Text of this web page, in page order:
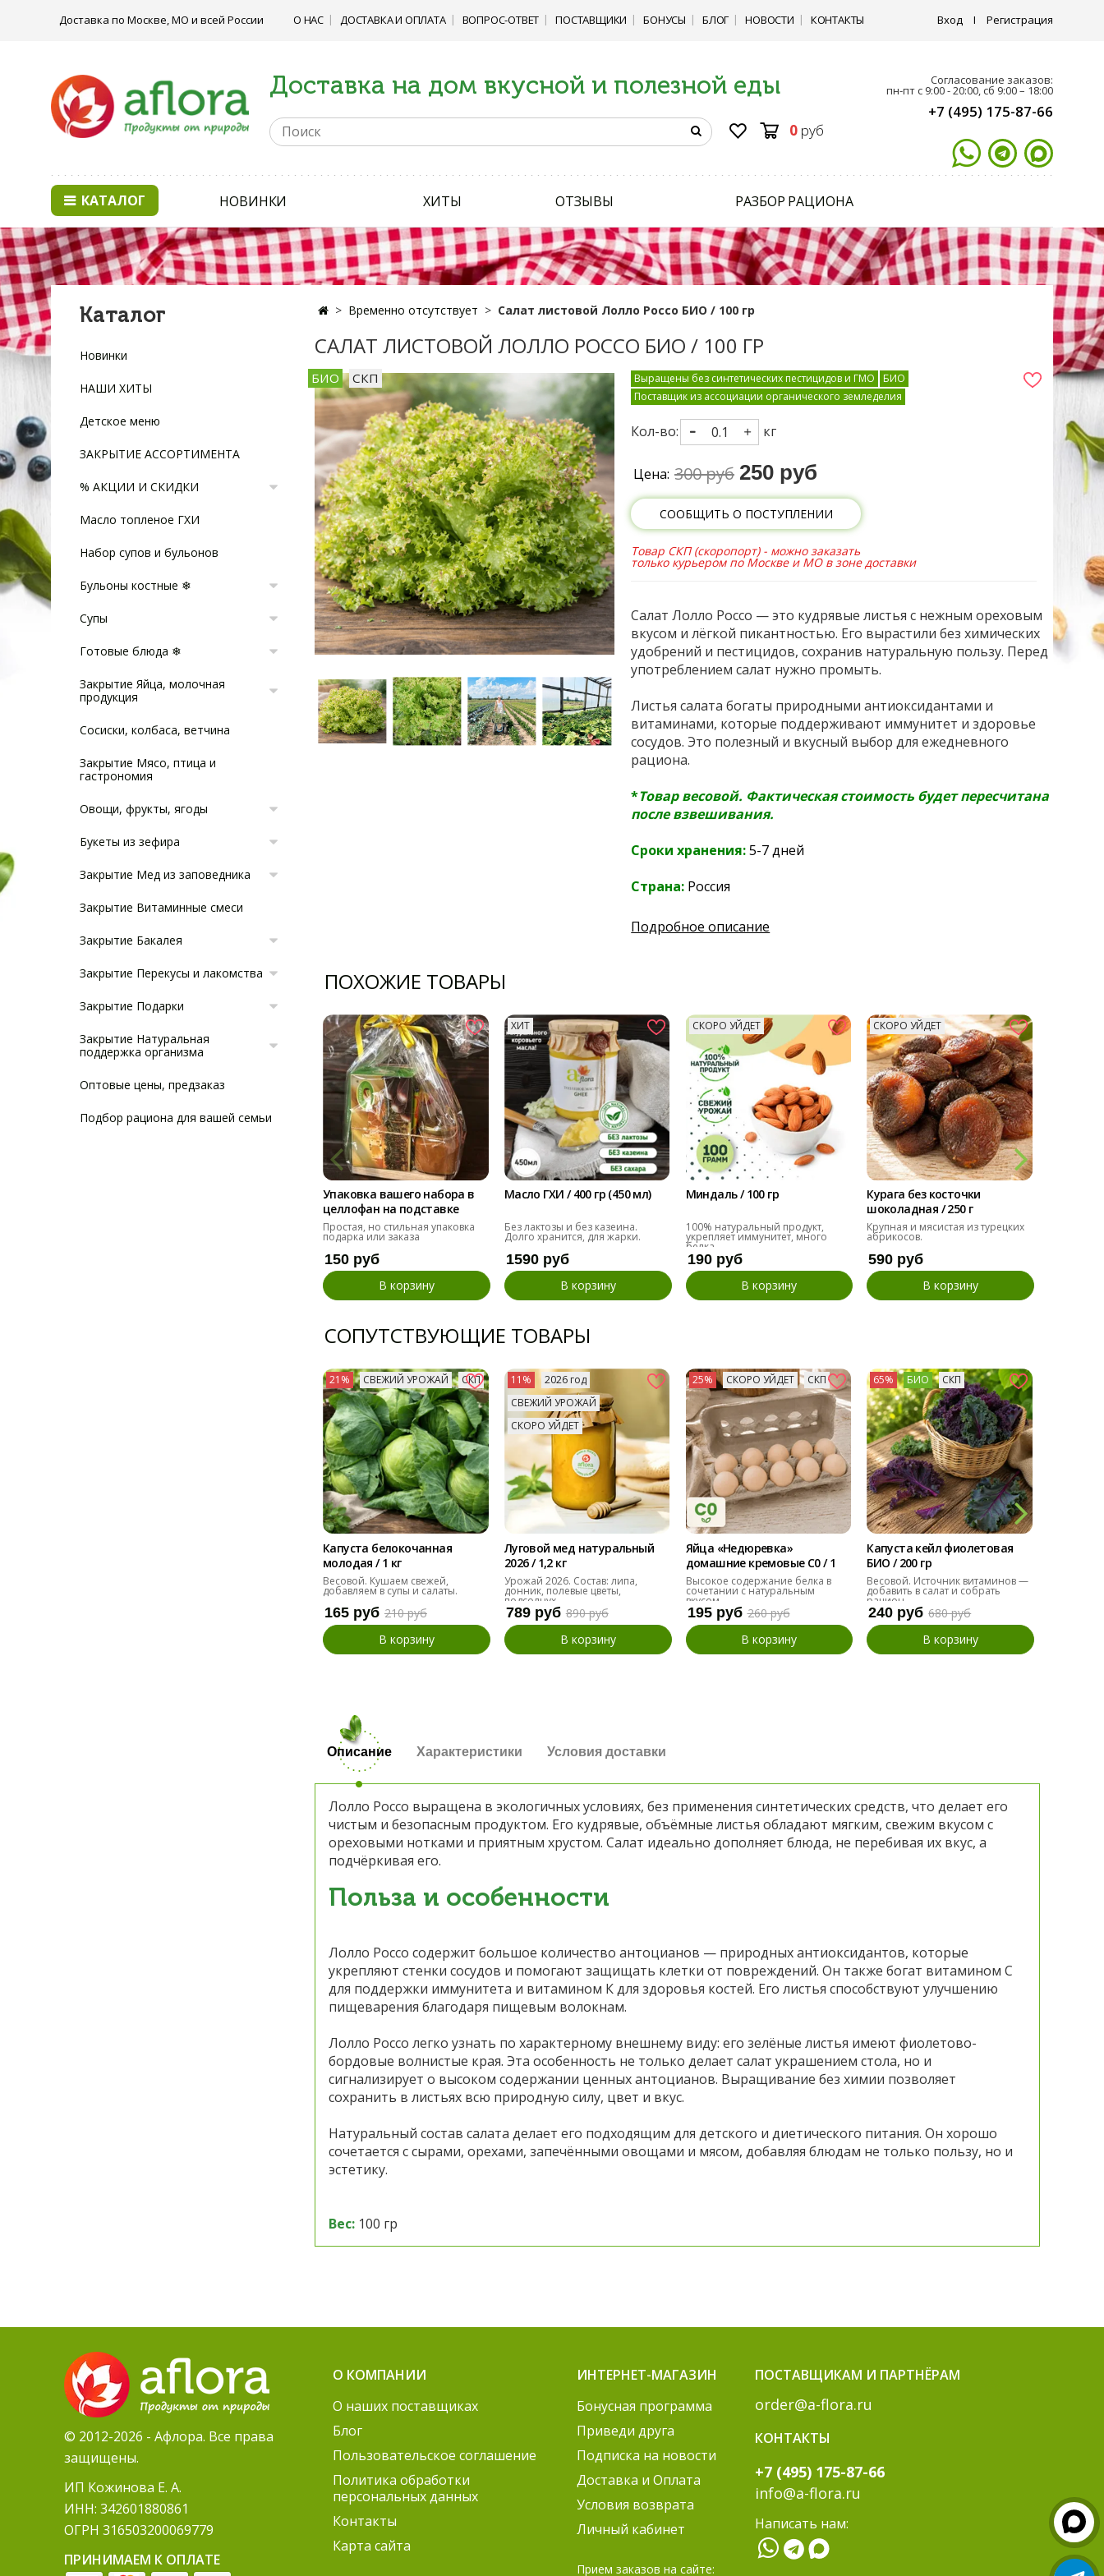
Доставка по Москве, МО и всей России О НАС ДОСТАВКА И ОПЛАТА ВОПРОС-ОТВЕТ ПОСТАВЩИКИ БОНУСЫ БЛОГ НОВОСТИ КОНТАКТЫ Вход I Регистрация
Доставка на дом вкусной и полезной еды
0 руб
Согласование заказов:
пн-пт с 9:00 - 20:00, сб 9:00 – 18:00
+7 (495) 175-87-66
КАТАЛОГ НОВИНКИ ХИТЫ ОТЗЫВЫ РАЗБОР РАЦИОНА
Временно отсутствует Салат листовой Лолло Россо БИО / 100 гр
САЛАТ ЛИСТОВОЙ ЛОЛЛО РОССО БИО / 100 ГР
БИО СКП Выращены без синтетических пестицидов и ГМО
БИО
Поставщик из ассоциации органического земледелия
Кол-во: кг
Цена: 300 руб 250 руб
СООБЩИТЬ О ПОСТУПЛЕНИИ
Товар СКП (скоропорт) - можно заказать
только курьером по Москве и МО в зоне доставки
Салат Лолло Россо — это кудрявые листья с нежным ореховым
вкусом и лёгкой пикантностью. Его вырастили без химических
удобрений и пестицидов, сохранив натуральную пользу. Перед
употреблением салат нужно промыть.
Листья салата богаты природными антиоксидантами и
витаминами, которые поддерживают иммунитет и здоровье
сосудов. Это полезный и вкусный выбор для ежедневного
рациона.
*Товар весовой. Фактическая стоимость будет пересчитана
после взвешивания.
Сроки хранения:5-7 дней
Страна: Россия
Подробное описание
ПОХОЖИЕ ТОВАРЫ
Упаковка вашего набора в
целлофан на подставке
Простая, но стильная упаковка
подарка или заказа
150 руб
В корзину
ХИТ
Масло ГХИ / 400 гр (450 мл)
Без лактозы и без казеина.
Долго хранится, для жарки.
1590 руб
В корзину
СКОРО УЙДЕТ
Миндаль / 100 гр
100% натуральный продукт,
укрепляет иммунитет, много
белка.
190 руб
В корзину
СКОРО УЙДЕТ
Курага без косточки
шоколадная / 250 г
Крупная и мясистая из турецких
абрикосов.
590 руб
В корзину
СОПУТСТВУЮЩИЕ ТОВАРЫ
21% СВЕЖИЙ УРОЖАЙ СКП
Капуста белокочанная
молодая / 1 кг
Весовой. Кушаем свежей,
добавляем в супы и салаты.
165 руб 210 руб
В корзину
11%
2026 год
СВЕЖИЙ УРОЖАЙ
СКОРО УЙДЕТ
Луговой мед натуральный
2026 / 1,2 кг
Урожай 2026. Состав: липа,
донник, полевые цветы,
подсолнух
789 руб 890 руб
В корзину
25% СКОРО УЙДЕТ СКП
Яйца «Недюревка»
домашние кремовые С0 / 1
десяток
Высокое содержание белка в
сочетании с натуральным
вкусом.
195 руб 260 руб
В корзину
65% БИО СКП
Капуста кейл фиолетовая
БИО / 200 гр
Весовой. Источник витаминов —
добавить в салат и собрать
рацион.
240 руб 680 руб
В корзину
Описание
Лолло Россо выращена в экологичных условиях, без применения синтетических средств, что делает его
чистым и безопасным продуктом. Его кудрявые, объёмные листья обладают мягким, свежим вкусом с
ореховыми нотками и приятным хрустом. Салат идеально дополняет блюда, не перебивая их вкус, а
подчёркивая его.
Польза и особенности
Лолло Россо содержит большое количество антоцианов — природных антиоксидантов, которые
укрепляют стенки сосудов и помогают защищать клетки от повреждений. Он также богат витамином С
для поддержки иммунитета и витамином К для здоровья костей. Его листья способствуют улучшению
пищеварения благодаря пищевым волокнам.
Лолло Россо легко узнать по характерному внешнему виду: его зелёные листья имеют фиолетово-
бордовые волнистые края. Эта особенность не только делает салат украшением стола, но и
сигнализирует о высоком содержании ценных антоцианов. Выращивание без химии позволяет
сохранить в листьях всю природную силу, цвет и вкус.
Натуральный состав салата делает его подходящим для детского и диетического питания. Он хорошо
сочетается с сырами, орехами, запечёнными овощами и мясом, добавляя блюдам не только пользу, но и
эстетику.
Вес: 100 гр
Характеристики Условия доставки
Каталог
Новинки
НАШИ ХИТЫ
Детское меню
ЗАКРЫТИЕ АССОРТИМЕНТА
% АКЦИИ И СКИДКИ
Масло топленое ГХИ
Набор супов и бульонов
Бульоны костные ❄
Супы
Готовые блюда ❄
Закрытие Яйца, молочная
продукция
Сосиски, колбаса, ветчина
Закрытие Мясо, птица и
гастрономия
Овощи, фрукты, ягоды
Букеты из зефира
Закрытие Мед из заповедника
Закрытие Витаминные смеси
Закрытие Бакалея
Закрытие Перекусы и лакомства
Закрытие Подарки
Закрытие Натуральная
поддержка организма
Оптовые цены, предзаказ
Подбор рациона для вашей семьи
© 2012-2026 - Афлора. Все права
защищены.
ИП Кожинова Е. А.
ИНН: 342601880861
ОГРН 316503200069779
ПРИНИМАЕМ К ОПЛАТЕ
О КОМПАНИИ
О наших поставщиках
Блог
Пользовательское соглашение
Политика обработки
персональных данных
Контакты
Карта сайта
ИНТЕРНЕТ-МАГАЗИН
Бонусная программа
Приведи друга
Подписка на новости
Доставка и Оплата
Условия возврата
Личный кабинет
Прием заказов на сайте:
ПОСТАВЩИКАМ И ПАРТНЁРАМ
order@a-flora.ru
КОНТАКТЫ
+7 (495) 175-87-66
info@a-flora.ru
Написать нам: